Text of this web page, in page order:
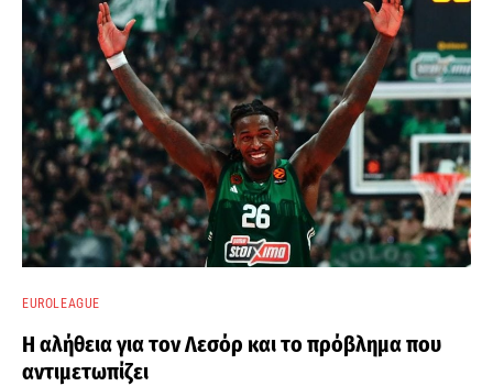
EUROLEAGUE
Η αλήθεια για τον Λεσόρ και το πρόβλημα που
αντιμετωπίζει